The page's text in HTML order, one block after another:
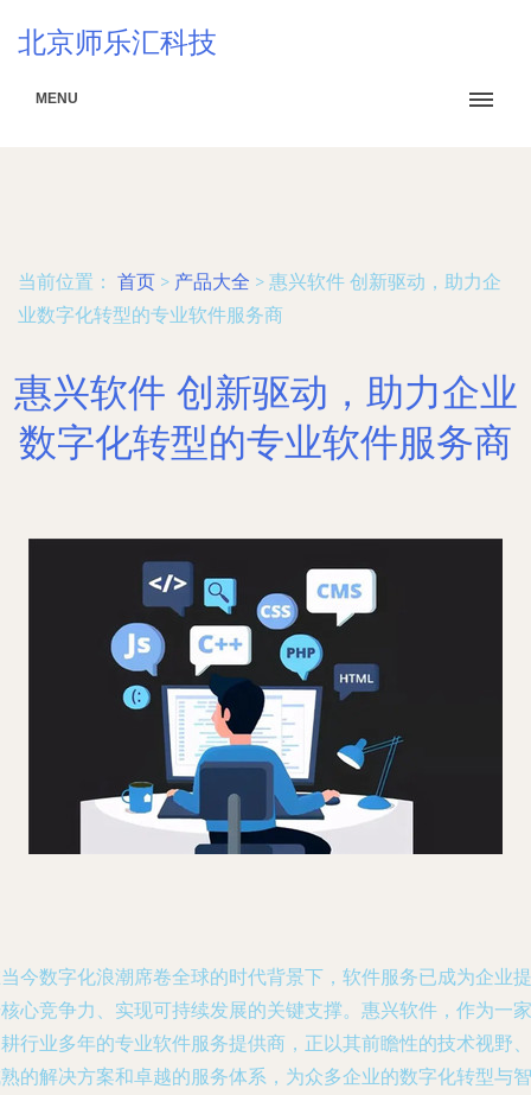
北京师乐汇科技
MENU
当前位置： 首页 > 产品大全 > 惠兴软件 创新驱动，助力企
业数字化转型的专业软件服务商
惠兴软件 创新驱动，助力企业
数字化转型的专业软件服务商
今数字化浪潮席卷全球的时代背景下，软件服务已成为企业提
心竞争力、实现可持续发展的关键支撑。惠兴软件，作为一家
行业多年的专业软件服务提供商，正以其前瞻性的技术视野、
的解决方案和卓越的服务体系，为众多企业的数字化转型与智